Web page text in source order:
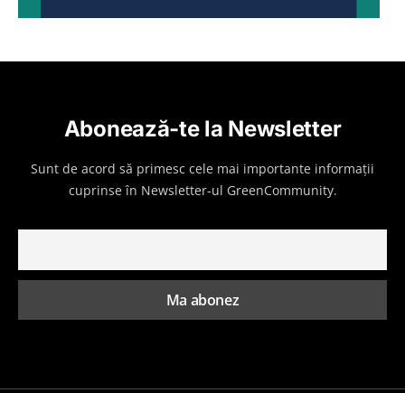
Abonează-te la Newsletter
Sunt de acord să primesc cele mai importante informații
cuprinse în Newsletter-ul GreenCommunity.